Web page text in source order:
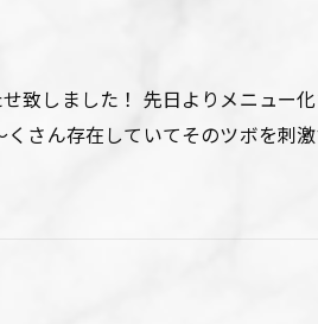
しました！ 先日よりメニュー
さん存在していてそのツボを刺